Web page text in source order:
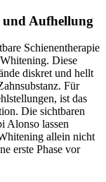
Aufhellung
Schienentherapie
Diese
diskret und hellt
Für
ist das
Die sichtbaren
Alonso lassen
allein nicht
erste Phase vor